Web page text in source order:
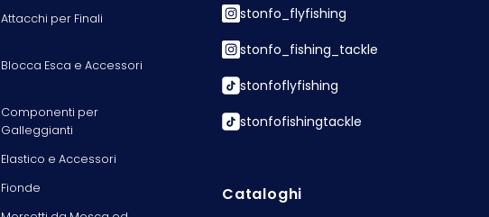
Attacchi per Finali
Blocca Esca e Accessori
Componenti per
Galleggianti
Elastico e Accessori
Fionde
stonfo_flyfishing
stonfo_fishing_tackle
stonfoflyfishing
stonfofishingtackle
Cataloghi